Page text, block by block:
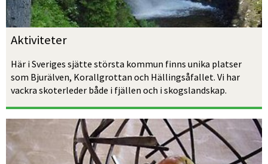
Aktiviteter
Här i Sveriges sjätte största kom­mun finns unika platser
som Bjur­älven, Korallgrottan och Hällingså­fallet. Vi har
vackra skoterleder både i fjällen och i skogslandskap.